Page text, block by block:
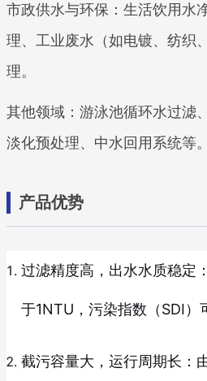
市政供水与环保：生活饮用水
理、工业废水（如电镀、纺织
理。
其他领域：游泳池循环水过滤
淡化预处理、中水回用系统等。
产品优势
过滤精度高，出水水质稳定
于1NTU，污染指数（SDI
截污容量大，运行周期长：